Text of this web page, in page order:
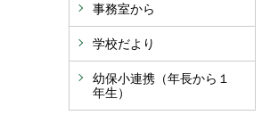
事務室から
学校だより
幼保小連携（年長から１
年生）